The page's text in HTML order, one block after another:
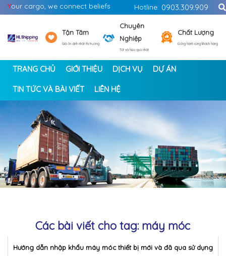
Your cargo, we connect beliefs Hotline: 0903.309.909
Tận Tâm
Giá ổn định nhất thị trường
Chuyên
Nghiệp
Tốt và hiệu quả nhất
Chất Lượng
Đồng hành cùng khách hàng
TRANG CHỦ GIỚI THIỆU DỊCH VỤ DỰ ÁN
TIN TỨC VÀ BÀI VIẾT LIÊN HỆ
< >
Các bài viết cho tag: máy móc
Hướng dẫn nhập khẩu máy móc thiết bị mới và đã qua sử dụng